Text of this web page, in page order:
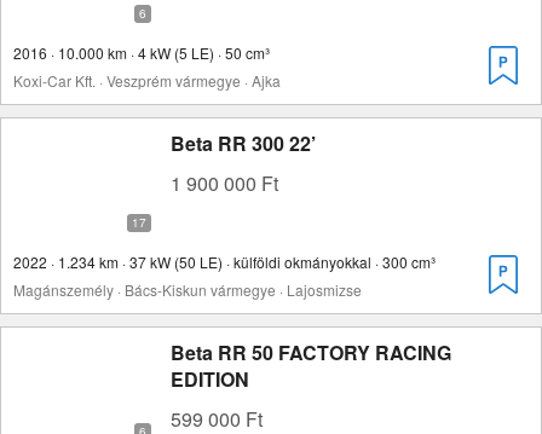
2016 · 10.000 km · 4 kW (5 LE) · 50 cm³
Koxi-Car Kft. · Veszprém vármegye · Ajka
Beta RR 300 22’
1 900 000 Ft
2022 · 1.234 km · 37 kW (50 LE) · külföldi okmányokkal · 300 cm³
Magánszemély · Bács-Kiskun vármegye · Lajosmizse
Beta RR 50 FACTORY RACING
EDITION
599 000 Ft